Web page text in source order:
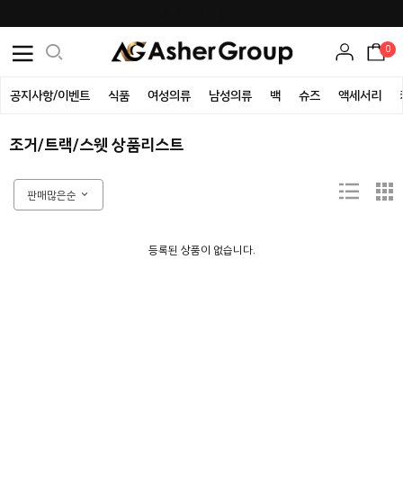
0
공지사항/이벤트 식품 여성의류 남성의류 백 슈즈 액세서리
조거/트랙/스웻 상품리스트
판매많은순
등록된 상품이 없습니다.